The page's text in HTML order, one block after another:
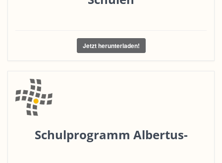
Jetzt herunterladen!
Schulprogramm Albertus-